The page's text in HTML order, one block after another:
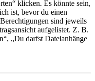
klicken. Es könnte sein,
ist, bevor du einen
sind jeweils
aufgelistet. Z. B.
„Du darfst Dateianhänge